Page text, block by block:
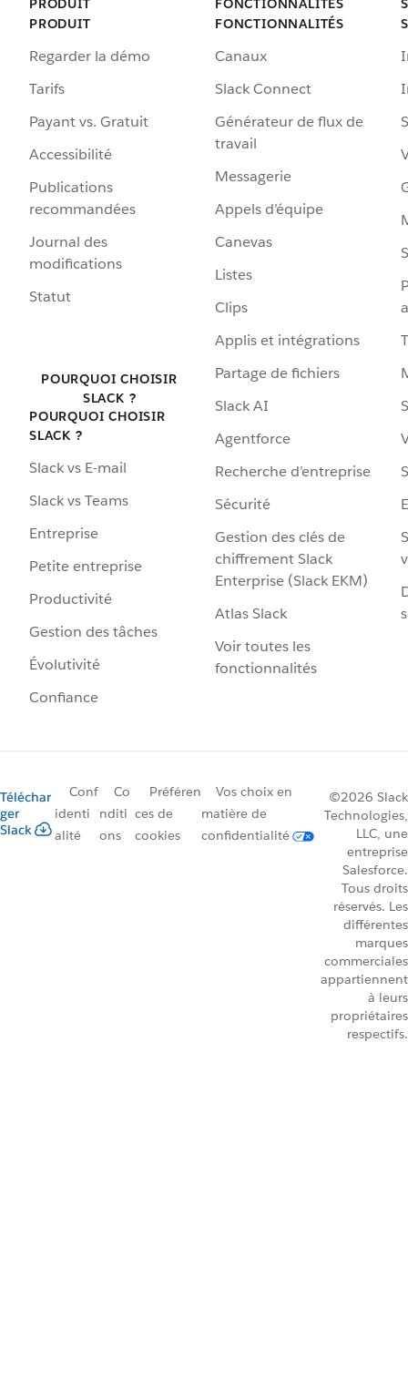
PRODUIT
PRODUIT
Regarder la démo
Tarifs
Payant vs. Gratuit
Accessibilité
Publications
recommandées
Journal des
modifications
Statut
POURQUOI CHOISIR
SLACK ?
POURQUOI CHOISIR
SLACK ?
Slack vs E-mail
Slack vs Teams
Entreprise
Petite entreprise
Productivité
Gestion des tâches
Évolutivité
Confiance
FONCTIONNALITÉS
FONCTIONNALITÉS
Canaux
Slack Connect
Générateur de flux de
travail
Messagerie
Appels d’équipe
Canevas
Listes
Clips
Applis et intégrations
Partage de fichiers
Slack AI
Agentforce
Recherche d’entreprise
Sécurité
Gestion des clés de
chiffrement Slack
Enterprise (Slack EKM)
Atlas Slack
Voir toutes les
fonctionnalités
Téléchar
ger
Slack
Conf
identi
alité
Co
nditi
ons
Préféren
ces de
cookies
Vos choix en
matière de
confidentialité
©2026 Slack
Technologies,
LLC, une
entreprise
Salesforce.
Tous droits
réservés. Les
différentes
marques
commerciales
appartiennent
à leurs
propriétaires
respectifs.